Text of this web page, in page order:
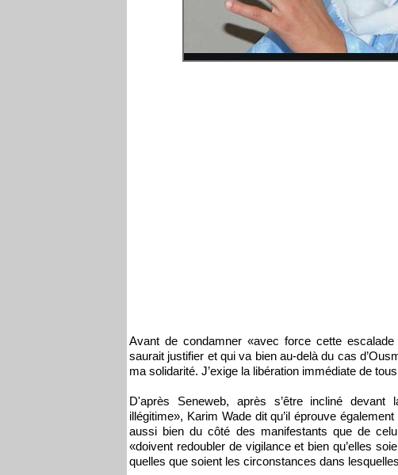
Avant de condamner «avec force cette
saurait justifier et qui va bien au-delà du cas
ma solidarité. J’exige la libération immédiate de
D'après Seneweb, après s’être incliné
illégitime», Karim Wade dit qu’il éprouve
aussi bien du côté des manifestants que de
«doivent redoubler de vigilance et bien qu’elles
quelles que soient les circonstances dans